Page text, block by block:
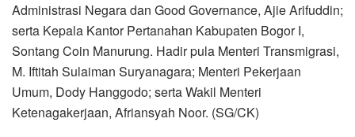
Administrasi Negara dan Good Governance, Ajie Arifuddin;
serta Kepala Kantor Pertanahan Kabupaten Bogor I,
Sontang Coin Manurung. Hadir pula Menteri Transmigrasi,
M. Iftitah Sulaiman Suryanagara; Menteri Pekerjaan
Umum, Dody Hanggodo; serta Wakil Menteri
Ketenagakerjaan, Afriansyah Noor. (SG/CK)